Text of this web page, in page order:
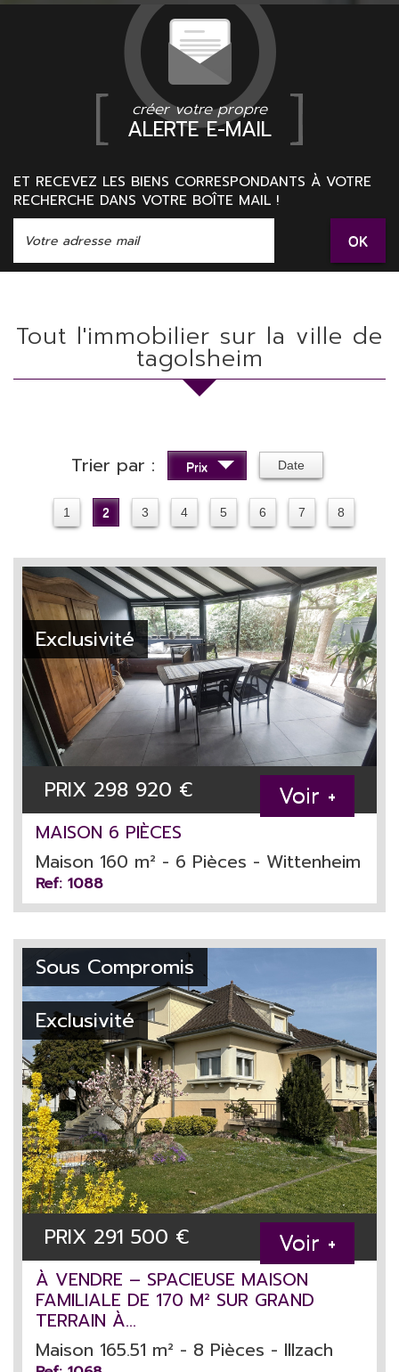
créer votre propre
ALERTE E-MAIL
ET RECEVEZ LES BIENS CORRESPONDANTS À VOTRE
RECHERCHE DANS VOTRE BOÎTE MAIL !
OK
Tout l'immobilier sur la ville de
tagolsheim
Trier par : Prix Date
1 2 3 4 5 6 7 8
Exclusivité
PRIX 298 920 € Voir +
MAISON 6 PIÈCES
Maison 160 m² - 6 Pièces - Wittenheim
Ref: 1088
Sous Compromis
Exclusivité
PRIX 291 500 € Voir +
À VENDRE – SPACIEUSE MAISON
FAMILIALE DE 170 M² SUR GRAND
TERRAIN À...
Maison 165.51 m² - 8 Pièces - Illzach